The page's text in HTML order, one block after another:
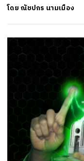
โดย ณัชปกร นามเมือง